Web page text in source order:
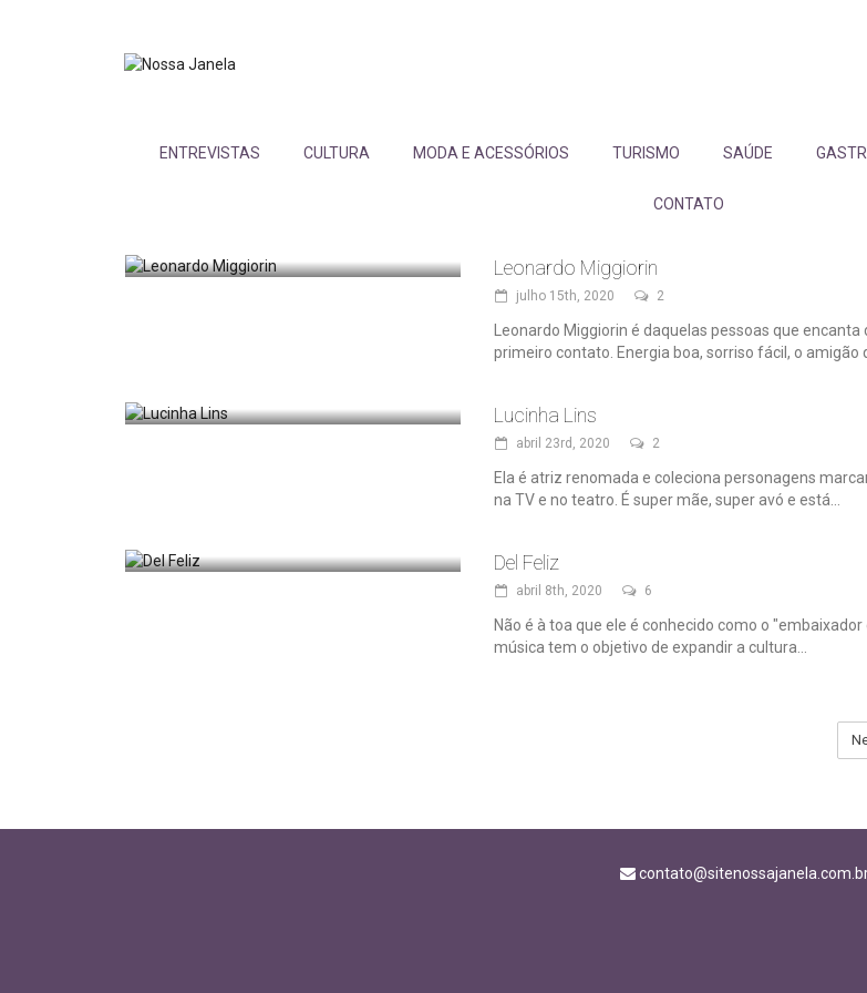
ENTREVISTAS CULTURA MODA E ACESSÓRIOS TURISMO SAÚDE
CONTATO
Leonardo Miggiorin
julho 15th, 2020 2
Leonardo Miggiorin é daquelas pessoas que encanta
primeiro contato. Energia boa, sorriso fácil, o amigão
Lucinha Lins
abril 23rd, 2020 2
Ela é atriz renomada e coleciona personagens
na TV e no teatro. É super mãe, super avó e está...
Del Feliz
abril 8th, 2020 6
Não é à toa que ele é conhecido como o "embaixador
música tem o objetivo de expandir a cultura...